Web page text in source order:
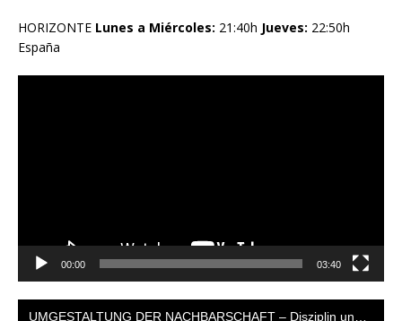
HORIZONTE Lunes a Miércoles: 21:40h Jueves: 22:50h
España
00:00 03:40